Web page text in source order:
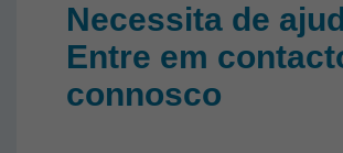
Necessita de
Entre em
connosco